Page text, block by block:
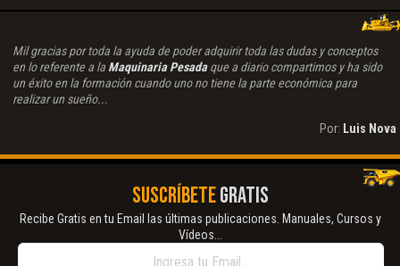
Mil gracias por toda la ayuda de poder adquirir toda las dudas y conceptos
en lo referente a la Maquinaria Pesadaque a diario compartimos y ha sido
un éxito en la formación cuando uno no tiene la parte económica para
realizar un sueño...
Por: Luis Nova
SUSCRÍBETEGRATIS
Recibe Gratis en tu Email las últimas publicaciones. Manuales, Cursos y
Vídeos...